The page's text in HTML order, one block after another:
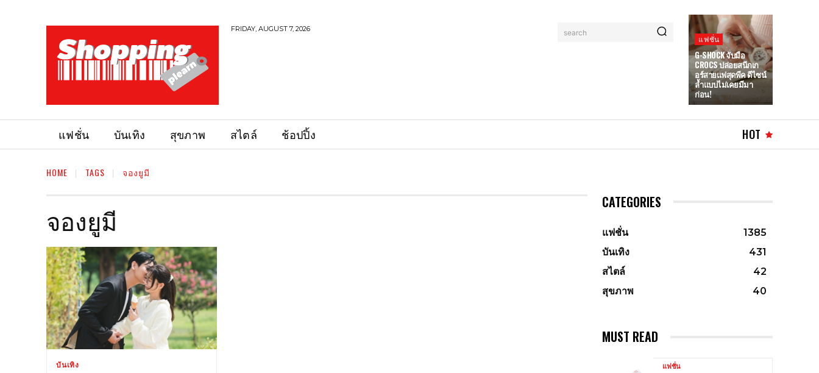
FRIDAY, AUGUST 7, 2026 search
แฟชั่น
G-SHOCK จับมือ
CROCS ปล่อยสนีกเก
อร์สายแฟสุดพีค ดีไซน์
ล้ำแบบไม่เคยมีมา
ก่อน!
แฟชั่น บันเทิง สุขภาพ สไตล์ ช้อปปิ้ง HOT
HOME TAGS จองยูมี
จองยูมี
บันเทิง
CATEGORIES
แฟชั่น
1385
บันเทิง
431
สไตล์
42
สุขภาพ
40
MUST READ
แฟชั่น